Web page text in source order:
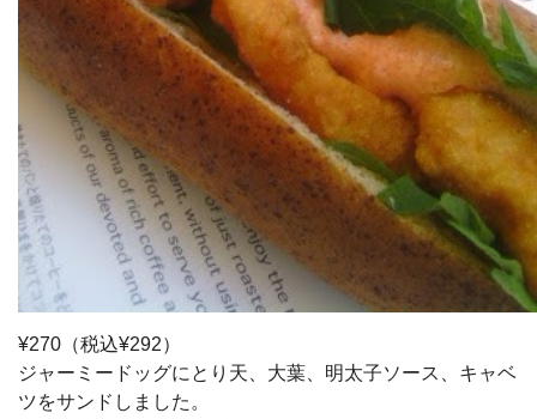
¥270（税込¥292）
ジャーミードッグにとり天、大葉、明太子ソース、キャベ
ツをサンドしました。